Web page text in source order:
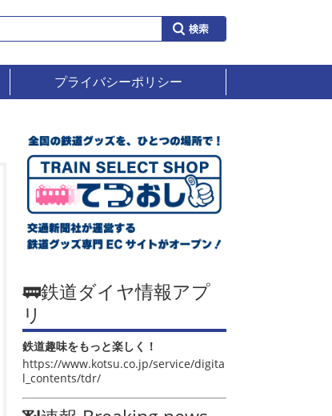
プライバシーポリシー
🚃鉄道ダイヤ情報アプ
リ
鉄道趣味をもっと楽しく！
https://www.kotsu.co.jp/service/digita
l_contents/tdr/